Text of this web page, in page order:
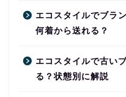
エコスタイルでブラ
何着から送れる？
エコスタイルで古い
る？状態別に解説